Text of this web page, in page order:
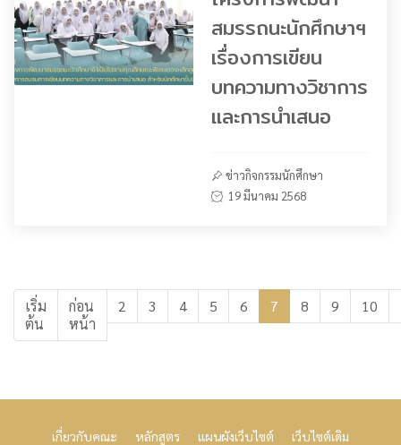
สมรรถนะนักศึกษาฯ
เรื่องการเขียน
บทความทางวิชาการ
และการนำเสนอ
ข่าวกิจกรรมนักศึกษา
19 มีนาคม 2568
เริ่ม
ต้น
ก่อน
หน้า
2 3 4 5 6 7 8 9 10
เกี่ยวกับคณะ หลักสูตร แผนผังเว็บไซต์ เว็บไซต์เดิม